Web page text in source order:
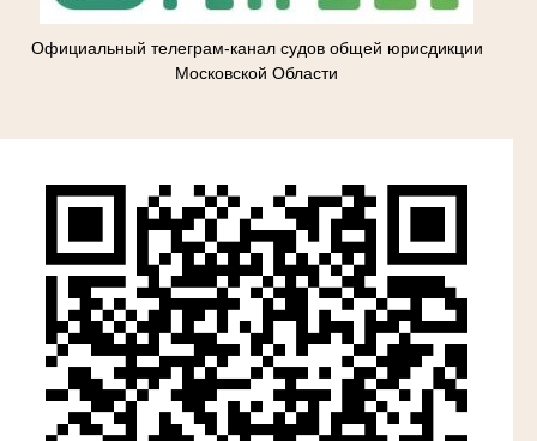
Официальный телеграм-канал судов общей юрисдикции
Московской Области